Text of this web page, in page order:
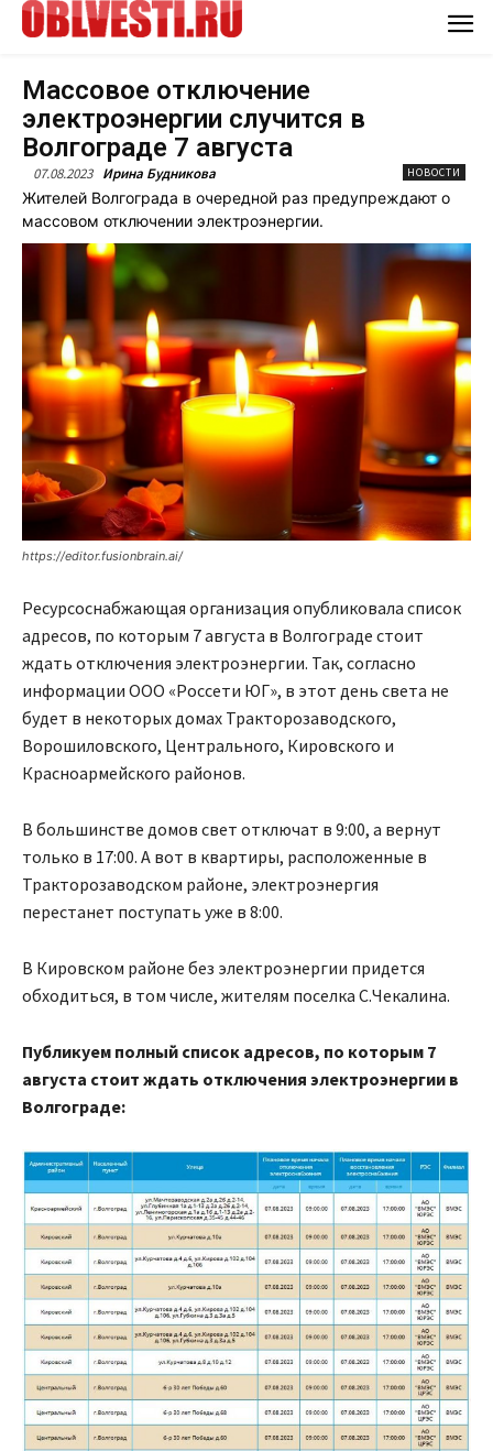
Массовое отключение
электроэнергии случится в
Волгограде 7 августа
07.08.2023 Ирина Будникова НОВОСТИ
Жителей Волгограда в очередной раз предупреждают о
массовом отключении электроэнергии.
https://editor.fusionbrain.ai/
Ресурсоснабжающая организация опубликовала список
адресов, по которым 7 августа в Волгограде стоит
ждать отключения электроэнергии. Так, согласно
информации ООО «Россети ЮГ», в этот день света не
будет в некоторых домах Тракторозаводского,
Ворошиловского, Центрального, Кировского и
Красноармейского районов.
В большинстве домов свет отключат в 9:00, а вернут
только в 17:00. А вот в квартиры, расположенные в
Тракторозаводском районе, электроэнергия
перестанет поступать уже в 8:00.
В Кировском районе без электроэнергии придется
обходиться, в том числе, жителям поселка С.Чекалина.
Публикуем полный список адресов, по которым 7
августа стоит ждать отключения электроэнергии в
Волгограде: